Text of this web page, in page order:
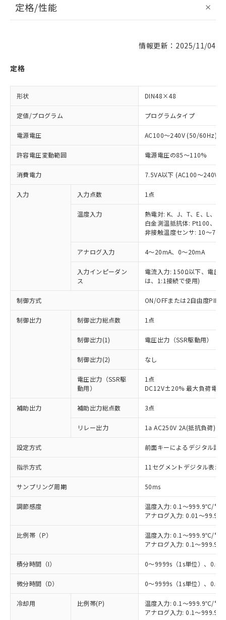
定格/性能
情報更新：2025/11/04
定格
形状 DIN48×48
定値/プログラム プログラムタイプ
電源電圧 AC100～240V (50/60Hz)
許容電圧変動範囲 電源電圧の85～110%
消費電力 7.5VA以下 (AC100～240V時
入力 入力点数 1点
温度入力
熱電対: K、J、T、E、L、U
白金測温抵抗体: Pt100、
非接触温度センサ: 10～
アナログ入力 4～20mA、0～20mA
入力インピーダン
ス
電流入力: 150Ω以下、電圧
は、1:1接続で使用)
制御方式 ON/OFFまたは2自由度PID
制御出力 制御出力総点数 1点
制御出力(1) 電圧出力（SSR駆動用）
制御出力(2) なし
電圧出力（SSR駆
動用）
1点
DC12V±20% 最大負荷電流
補助出力 補助出力総点数 3点
リレー出力 1a AC250V 2A(抵抗負荷)
設定方式 前面キーによるデジタル設定
指示方式 11セグメントデジタル表示
サンプリング周期 50ms
調節感度
温度入力: 0.1～999.9℃/°F
アナログ入力: 0.01～
比例帯（P）
温度入力: 0.1～999.9℃/°F
アナログ入力: 0.1～
積分時間（I） 0～9999s（1s単位）、0.0
微分時間（D） 0～9999s（1s単位）、0.0
冷却用 比例帯(P)
温度入力: 0.1～999.9℃/°F
アナログ入力: 0.1～